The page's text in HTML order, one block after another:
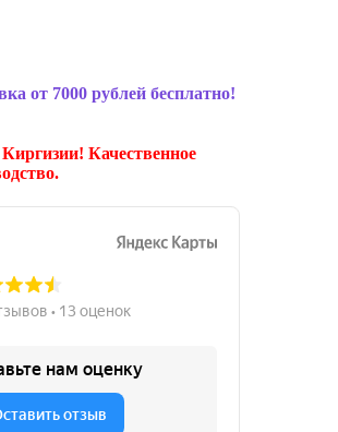
от 7000 рублей бесплатно!
Качественное